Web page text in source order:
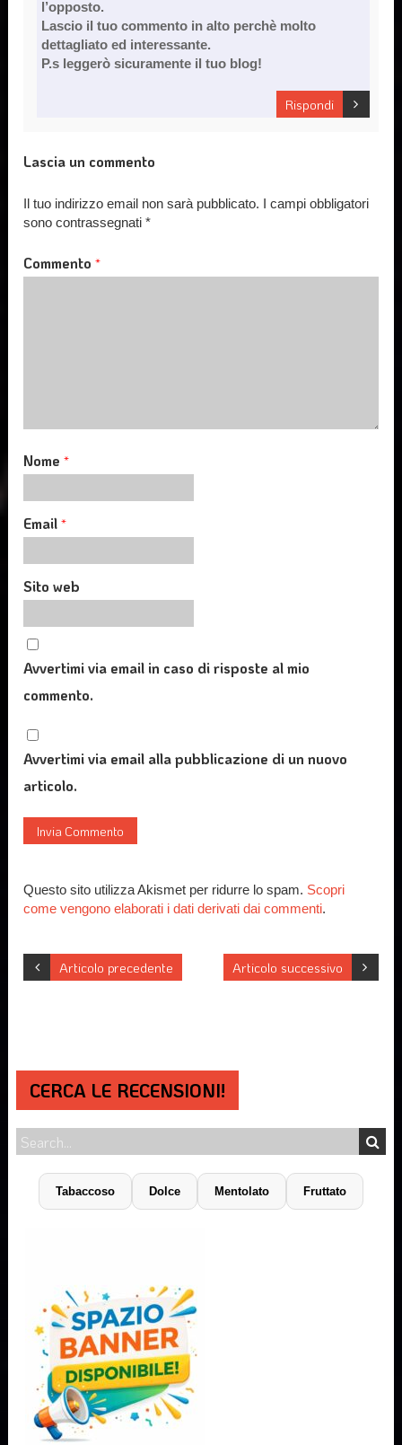
l’opposto.
Lascio il tuo commento in alto perchè molto
dettagliato ed interessante.
P.s leggerò sicuramente il tuo blog!
Rispondi
Lascia un commento
Il tuo indirizzo email non sarà pubblicato. I campi obbligatori
sono contrassegnati*
Commento*
Nome*
Email*
Sito web
Avvertimi via email in caso di risposte al mio
commento.
Avvertimi via email alla pubblicazione di un nuovo
articolo.
Questo sito utilizza Akismet per ridurre lo spam. Scopri
come vengono elaborati i dati derivati dai commenti.
Articolo successivo
Articolo precedente
CERCA LE RECENSIONI!
Tabaccoso Dolce Mentolato Fruttato